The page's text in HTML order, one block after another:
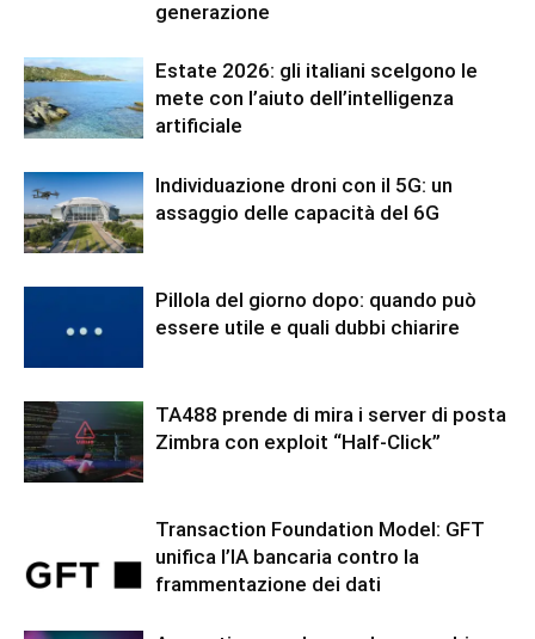
generazione
Estate 2026: gli italiani scelgono le
mete con l’aiuto dell’intelligenza
artificiale
Individuazione droni con il 5G: un
assaggio delle capacità del 6G
Pillola del giorno dopo: quando può
essere utile e quali dubbi chiarire
TA488 prende di mira i server di posta
Zimbra con exploit “Half-Click”
Transaction Foundation Model: GFT
unifica l’IA bancaria contro la
frammentazione dei dati